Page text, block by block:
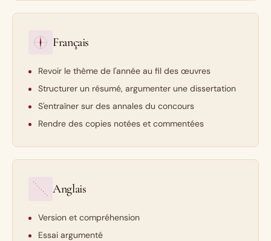
Français
Revoir le thème de l'année au fil des œuvres
Structurer un résumé, argumenter une dissertation
S'entraîner sur des annales du concours
Rendre des copies notées et commentées
Anglais
Version et compréhension
Essai argumenté